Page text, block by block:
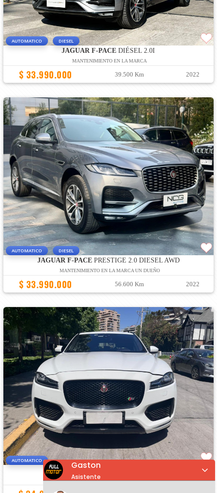
AUTOMATICO DIESEL
JAGUAR F-PACE DIÉSEL 2.0I
MANTENIMIENTO EN LA MARCA
$ 33.990.000 39.500 Km 2022
AUTOMATICO DIESEL
JAGUAR F-PACEPRESTIGE 2.0 DIESEL AWD
MANTENIMIENTO EN LA MARCA UN DUEÑO
$ 33.990.000 56.600 Km 2022
AUTOMATICO
JAGUAR F-PACE
:
Gaston
Asistente